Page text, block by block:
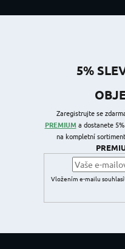
5%
Zaregistrujte se
PREMIUMa dostanete
na kompletní
Vložením e-mailu